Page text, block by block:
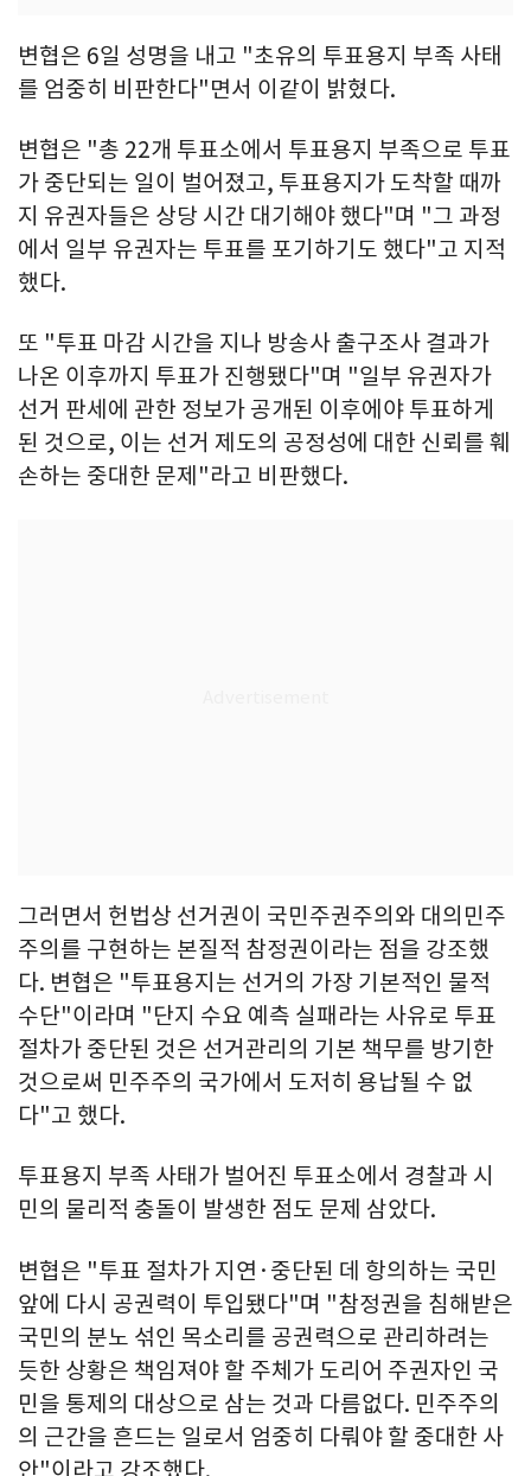
변협은 6일 성명을 내고 "초유의 투표용지 부족 사태
를 엄중히 비판한다"면서 이같이 밝혔다.
변협은 "총 22개 투표소에서 투표용지 부족으로 투표
가 중단되는 일이 벌어졌고, 투표용지가 도착할 때까
지 유권자들은 상당 시간 대기해야 했다"며 "그 과정
에서 일부 유권자는 투표를 포기하기도 했다"고 지적
했다.
또 "투표 마감 시간을 지나 방송사 출구조사 결과가
나온 이후까지 투표가 진행됐다"며 "일부 유권자가
선거 판세에 관한 정보가 공개된 이후에야 투표하게
된 것으로, 이는 선거 제도의 공정성에 대한 신뢰를 훼
손하는 중대한 문제"라고 비판했다.
그러면서 헌법상 선거권이 국민주권주의와 대의민주
주의를 구현하는 본질적 참정권이라는 점을 강조했
다. 변협은 "투표용지는 선거의 가장 기본적인 물적
수단"이라며 "단지 수요 예측 실패라는 사유로 투표
절차가 중단된 것은 선거관리의 기본 책무를 방기한
것으로써 민주주의 국가에서 도저히 용납될 수 없
다"고 했다.
투표용지 부족 사태가 벌어진 투표소에서 경찰과 시
민의 물리적 충돌이 발생한 점도 문제 삼았다.
변협은 "투표 절차가 지연·중단된 데 항의하는 국민
앞에 다시 공권력이 투입됐다"며 "참정권을 침해받은
국민의 분노 섞인 목소리를 공권력으로 관리하려는
듯한 상황은 책임져야 할 주체가 도리어 주권자인 국
민을 통제의 대상으로 삼는 것과 다름없다. 민주주의
의 근간을 흔드는 일로서 엄중히 다뤄야 할 중대한 사
안"이라고 강조했다.